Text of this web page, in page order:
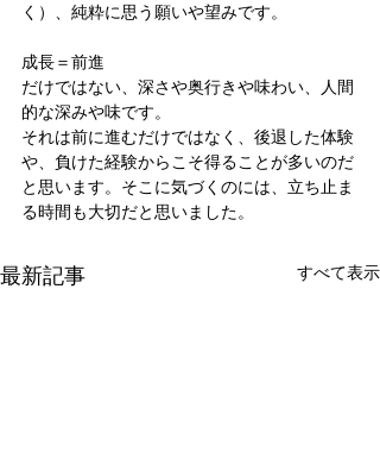
く）、純粋に思う願いや望みです。
成長＝前進
だけではない、深さや奥行きや味わい、人間
的な深みや味です。
それは前に進むだけではなく、後退した体験
や、負けた経験からこそ得ることが多いのだ
と思います。そこに気づくのには、立ち止ま
る時間も大切だと思いました。
最新記事 すべて表示